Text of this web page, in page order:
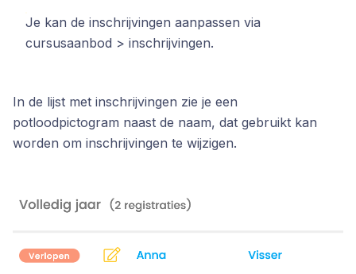
Je kan de inschrijvingen aanpassen via
cursusaanbod > inschrijvingen.
In de lijst met inschrijvingen zie je een
potloodpictogram naast de naam, dat gebruikt kan
worden om inschrijvingen te wijzigen.